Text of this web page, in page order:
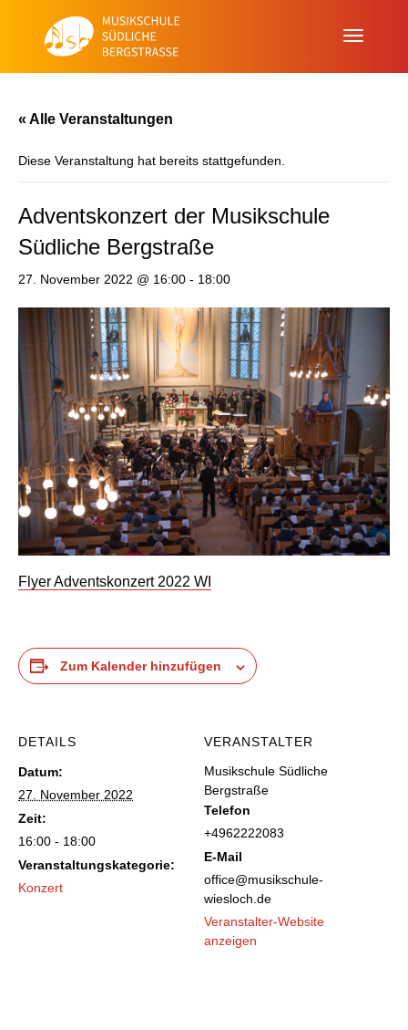
« Alle Veranstaltungen
Diese Veranstaltung hat bereits stattgefunden.
Adventskonzert der Musikschule
Südliche Bergstraße
27. November 2022 @ 16:00 - 18:00
Flyer Adventskonzert 2022 WI
Zum Kalender hinzufügen
DETAILS
Datum:
27. November 2022
Zeit:
16:00 - 18:00
Veranstaltungskategorie:
Konzert
VERANSTALTER
Musikschule Südliche
Bergstraße
Telefon
+4962222083
E-Mail
office@musikschule-
wiesloch.de
Veranstalter-Website
anzeigen